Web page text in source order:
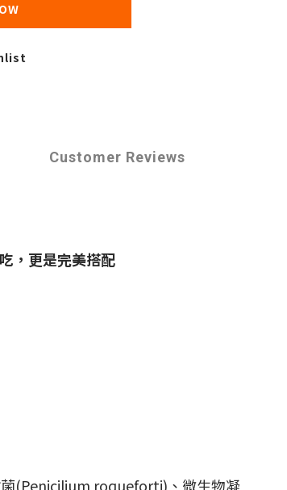
Customer Reviews
，更是完美搭配
(Penicilium roqueforti)、微生物凝